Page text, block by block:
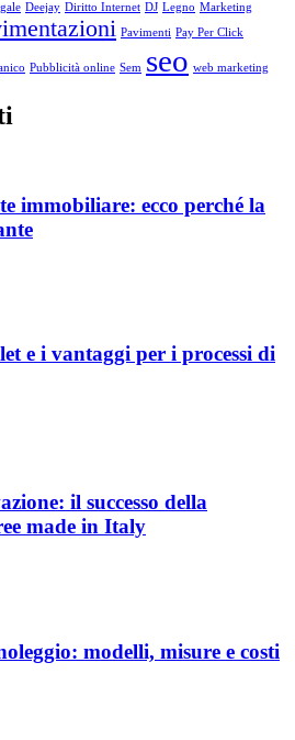
Deejay Diritto Internet DJ Legno Marketing
Pavimenti Pay Per Click
Pubblicità online Sem seo web marketing
immobiliare: ecco perché la
e i vantaggi per i processi di
il successo della
made in Italy
modelli, misure e costi